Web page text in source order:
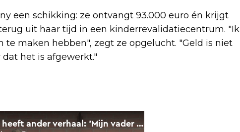
een schikking: ze ontvangt 93.000 euro én krijgt
uit haar tijd in een kinderrevalidatiecentrum. "Ik
maken hebben", zegt ze opgelucht. "Geld is niet
het is afgewerkt."